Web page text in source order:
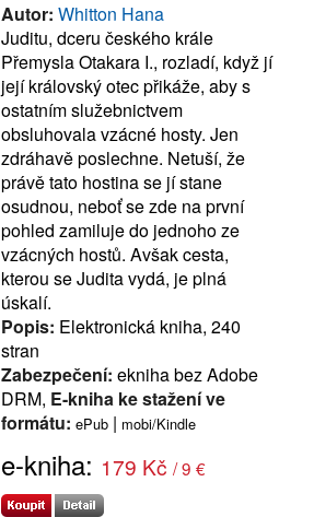
Autor: Whitton Hana
Juditu, dceru českého krále
Přemysla Otakara I., rozladí, když jí
její královský otec přikáže, aby s
ostatním služebnictvem
obsluhovala vzácné hosty. Jen
zdráhavě poslechne. Netuší, že
právě tato hostina se jí stane
osudnou, neboť se zde na první
pohled zamiluje do jednoho ze
vzácných hostů. Avšak cesta,
kterou se Judita vydá, je plná
úskalí.
Popis: Elektronická kniha, 240
stran
Zabezpečení: ekniha bez Adobe
DRM, E-kniha ke stažení ve
formátu: ePub | mobi/Kindle
e-kniha: 179 Kč / 9 €